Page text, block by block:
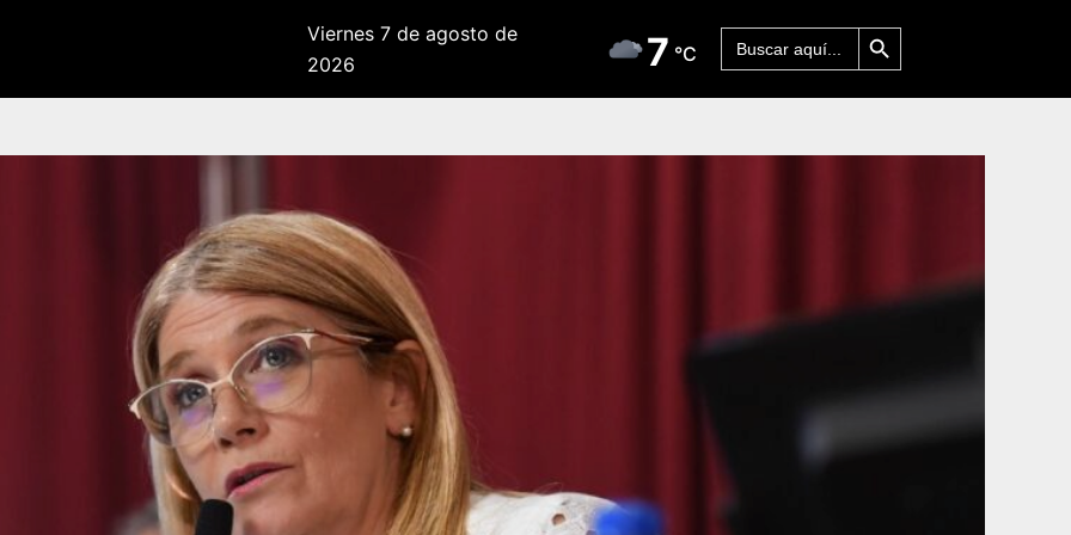
Viernes 7 de agosto de
2026
7 °C
Buscar: Botón de búsqueda